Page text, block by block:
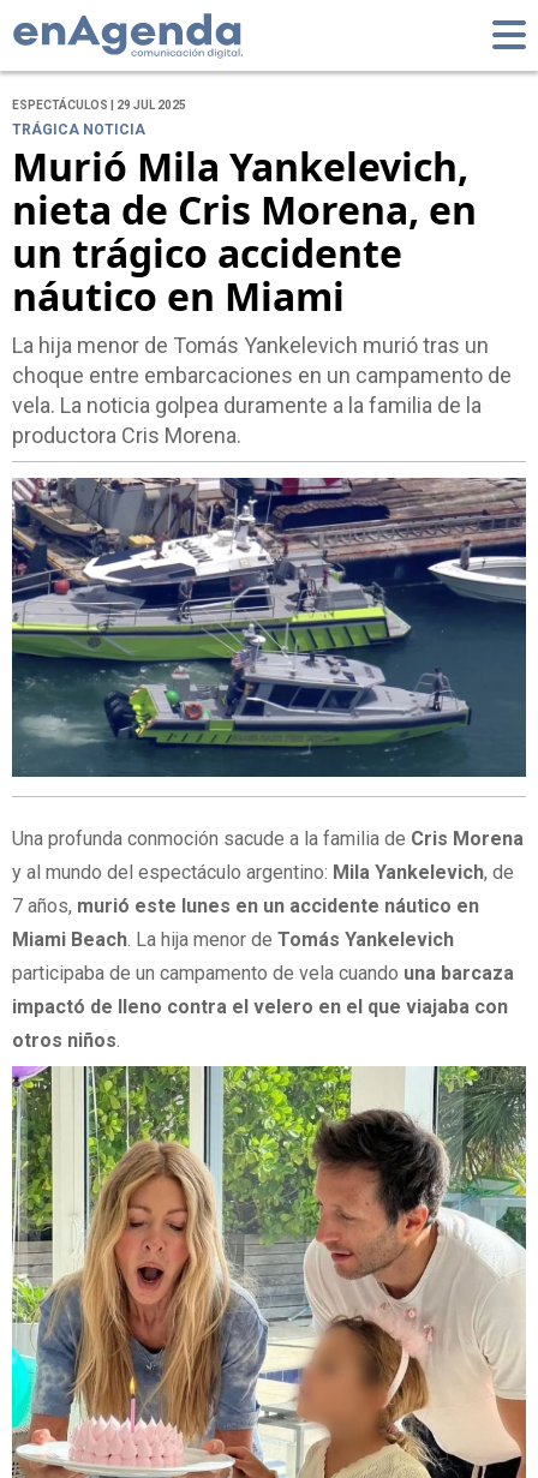
ESPECTÁCULOS | 29 JUL 2025
TRÁGICA NOTICIA
Murió Mila Yankelevich,
nieta de Cris Morena, en
un trágico accidente
náutico en Miami
La hija menor de Tomás Yankelevich murió tras un
choque entre embarcaciones en un campamento de
vela. La noticia golpea duramente a la familia de la
productora Cris Morena.
Una profunda conmoción sacude a la familia de Cris Morena
y al mundo del espectáculo argentino: Mila Yankelevich, de
7 años, murió este lunes en un accidente náutico en
Miami Beach. La hija menor de Tomás Yankelevich
participaba de un campamento de vela cuando una barcaza
impactó de lleno contra el velero en el que viajaba con
otros niños.